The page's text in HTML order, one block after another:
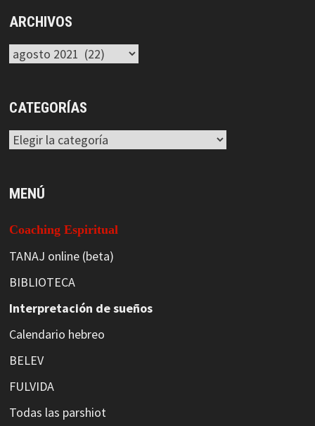
ARCHIVOS
Archivos
CATEGORÍAS
Categorías
MENÚ
Coaching Espiritual
TANAJ online (beta)
BIBLIOTECA
Interpretación de sueños
Calendario hebreo
BELEV
FULVIDA
Todas las parshiot